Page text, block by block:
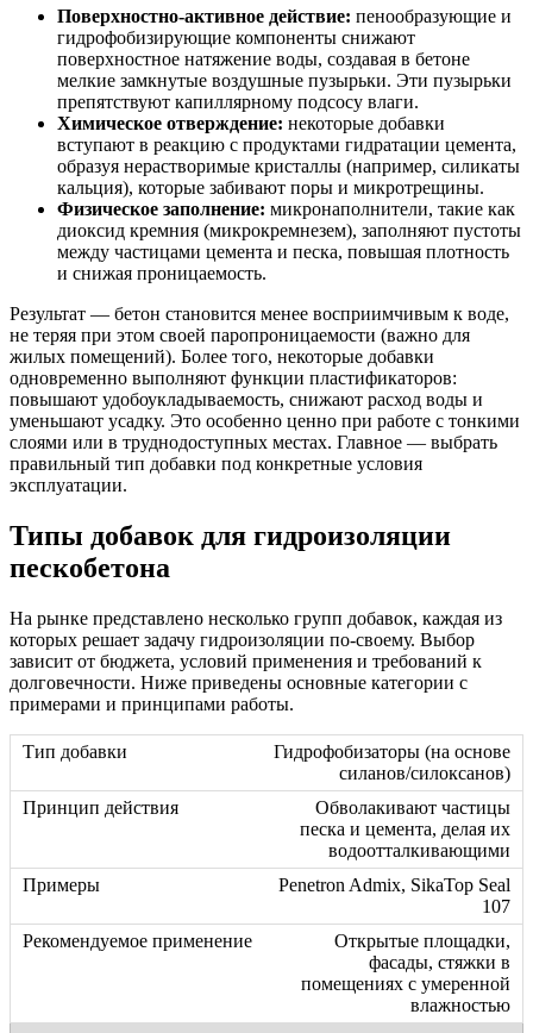
Поверхностно-активное действие: пенообразующие и
гидрофобизирующие компоненты снижают
поверхностное натяжение воды, создавая в бетоне
мелкие замкнутые воздушные пузырьки. Эти пузырьки
препятствуют капиллярному подсосу влаги.
Химическое отверждение: некоторые добавки
вступают в реакцию с продуктами гидратации цемента,
образуя нерастворимые кристаллы (например, силикаты
кальция), которые забивают поры и микротрещины.
Физическое заполнение: микронаполнители, такие как
диоксид кремния (микрокремнезем), заполняют пустоты
между частицами цемента и песка, повышая плотность
и снижая проницаемость.
Результат — бетон становится менее восприимчивым к воде,
не теряя при этом своей паропроницаемости (важно для
жилых помещений). Более того, некоторые добавки
одновременно выполняют функции пластификаторов:
повышают удобоукладываемость, снижают расход воды и
уменьшают усадку. Это особенно ценно при работе с тонкими
слоями или в труднодоступных местах. Главное — выбрать
правильный тип добавки под конкретные условия
эксплуатации.
Типы добавок для гидроизоляции
пескобетона
На рынке представлено несколько групп добавок, каждая из
которых решает задачу гидроизоляции по-своему. Выбор
зависит от бюджета, условий применения и требований к
долговечности. Ниже приведены основные категории с
примерами и принципами работы.
Гидрофобизаторы (на основе
силанов/силоксанов)
Обволакивают частицы
песка и цемента, делая их
водоотталкивающими
Penetron Admix, SikaTop Seal
107
Открытые площадки,
фасады, стяжки в
помещениях с умеренной
влажностью